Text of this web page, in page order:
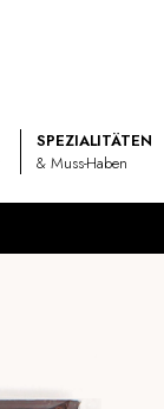
SPEZIALITÄTEN
& Muss-Haben